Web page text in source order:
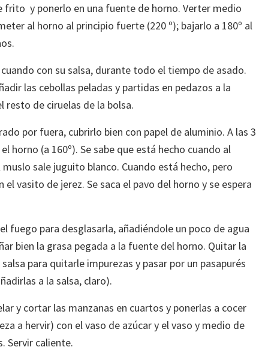
frito y ponerlo en una fuente de horno. Verter medio
al horno al principio fuerte (220 º); bajarlo a 180º al
con su salsa, durante todo el tiempo de asado.
las cebollas peladas y partidas en pedazos a la
de ciruelas de la bolsa.
por fuera, cubrirlo bien con papel de aluminio. A las 3
horno (a 160º). Se sabe que está hecho cuando al
sale juguito blanco. Cuando está hecho, pero
el vasito de jerez. Se saca el pavo del horno y se espera
fuego para desglasarla, añadiéndole un poco de agua
bien la grasa pegada a la fuente del horno. Quitar la
para quitarle impurezas y pasar por un pasapurés
a la salsa, claro).
y cortar las manzanas en cuartos y ponerlas a cocer
a hervir) con el vaso de azúcar y el vaso y medio de
Servir caliente.